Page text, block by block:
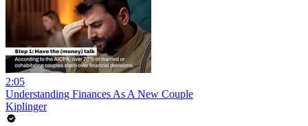
2:05
Understanding Finances As A New Couple
Kiplinger